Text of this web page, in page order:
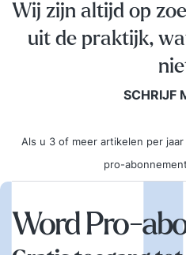
Wij zijn altijd op
uit de praktijk,
SCHRIJF
Als u 3 of meer artikelen per
pro-
Word Pro-